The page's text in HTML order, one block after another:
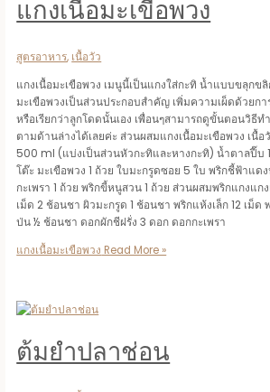
แกงเนื้อมะเขือพวง
สูตรอาหาร, เนื้อวัว
แกงเนื้อมะเขือพวง เมนูนี้เป็นแกงใส่กะทิ น้ำแบบขลุกข
มะเขือพวงเป็นส่วนประกอบสำคัญ เพิ่มความเผ็ดด้วยก
หรือเรียกว่าลูกโดดนั้นเอง เพื่อนๆสามารถดูขั้นตอนวิธีท
ตามด้านล่างได้เลยค่ะ ส่วนผสมแกงเนื้อมะเขือพวง เนื้
500 ml (แบ่งเป็นส่วนหัวกะทิและหางกะทิ) น้ำตาลปี๊บ
โต๊ะ มะเขือพวง 1 ถ้วย ใบมะกรูดซอย 5 ใบ พริกชี้ฟ้าแด
กะเพรา 1 ถ้วย พริกขี้หนูสวน 1 ถ้วย ส่วนผสมพริกแกงแก
เม็ด 2 ช้อนชา ผิวมะกรูด 1 ช้อนชา พริกแห้งเล็ก 12 เม็ด
ป่น ½ ช้อนชา ดอกผักชีฝรั่ง 3 ดอก ดอกกะเพรา
แกงเนื้อมะเขือพวง Read More »
ต้มยำปลาช่อน